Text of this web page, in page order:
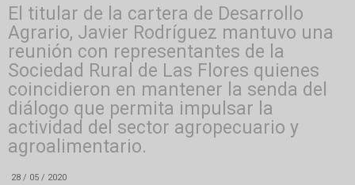
El titular de la cartera de Desarrollo
Agrario, Javier Rodríguez mantuvo una
reunión con representantes de la
Sociedad Rural de Las Flores quienes
coincidieron en mantener la senda del
diálogo que permita impulsar la
actividad del sector agropecuario y
agroalimentario.
28 / 05 / 2020